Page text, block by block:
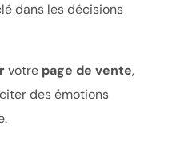
dans les décisions
votre page de vente,
des émotions